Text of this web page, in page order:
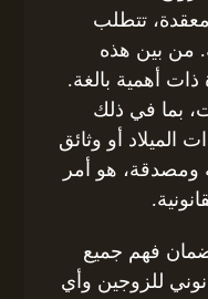
تتطلب
من بين هذه
ذات أهمية بالغة.
بما في ذلك
الميلاد أو وثائق
ومصدقة، هو أمر
فهم جميع
للزوجين وأي